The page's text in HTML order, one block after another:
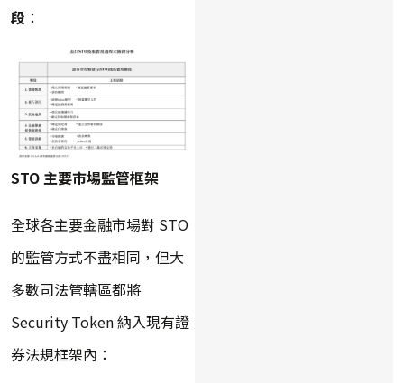
段 ：
STO 主要市場監管框架
全球各主要金融市場對 STO
的監管方式不盡相同，但大
多數司法管轄區都將
Security Token 納入現有證
券法規框架內：